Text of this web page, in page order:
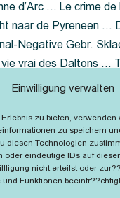
Einwilligung verwalten
zu bieten, verwenden
zu speichern
diesen Technologien
oder eindeutige IDs auf
nicht erteilst oder
Funktionen
d’Arc … Le crime
naar de Pyreneen …
Negative Gebr.
vrai des Daltons …
… Feuer im Fjord …
… Tolstoy … Grün ist
… Mütter verzaget